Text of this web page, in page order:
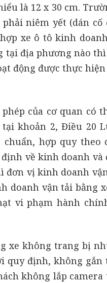
là 12 x 30 cm.
niêm yết (dán cố
xe ô tô kinh
địa phương nào
động được thực
của cơ quan có
khoản 2, Điều 20
hợp quy
về kinh doanh
đơn vị kinh doanh
doanh vận tải bằng
vi phạm hành
xe không trang bị
quy định, không
không lắp